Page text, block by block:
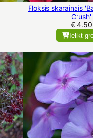
Floksis skarainais
Crush'
€ 4.50
Ielikt